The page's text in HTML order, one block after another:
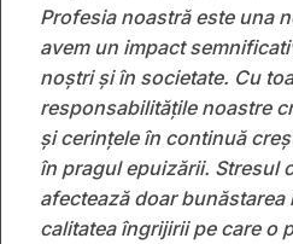
Profesia noastră este una
avem un impact
noștri și în societate. Cu
responsabilitățile noastre
și cerințele în continuă
în pragul epuizării. Stresul
afectează doar
calitatea îngrijirii pe care o